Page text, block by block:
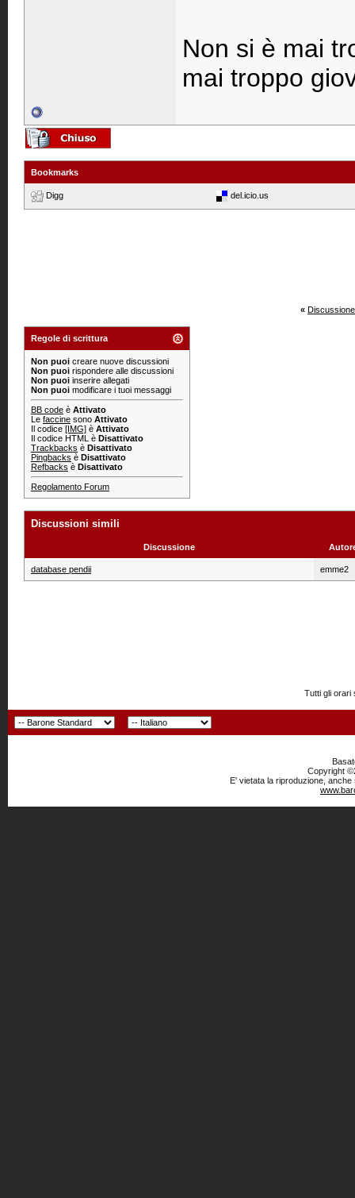
Non si è mai
mai troppo
Bookmarks
Digg del.icio.us
«
Regole di scrittura
Non puoi creare nuove discussioni
Non puoi rispondere alle discussioni
Non puoi inserire allegati
Non puoi modificare i tuoi messaggi
BB code è Attivato
Le faccine sono Attivato
Il codice [IMG] è Attivato
Il codice HTML è Disattivato
Trackbacks è Disattivato
Pingbacks è Disattivato
Refbacks è Disattivato
Regolamento Forum
Discussioni simili
Discussione
database pendii emme2
Tutti gli orari
Copyright
E' vietata la riproduzione,